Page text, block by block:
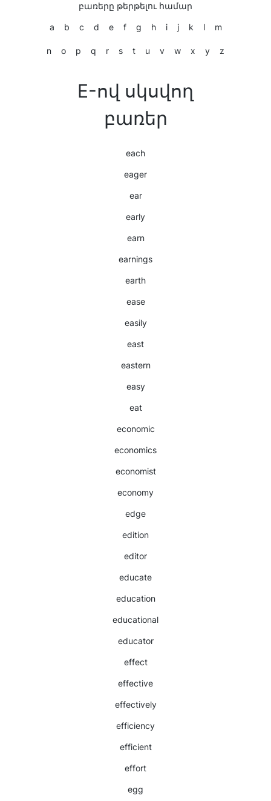
բառերը թերթելու համար
a b c d e f g h i j k l m
n o p q r s t u v w x y z
E-ով սկսվող
բառեր
each
eager
ear
early
earn
earnings
earth
ease
easily
east
eastern
easy
eat
economic
economics
economist
economy
edge
edition
editor
educate
education
educational
educator
effect
effective
effectively
efficiency
efficient
effort
egg